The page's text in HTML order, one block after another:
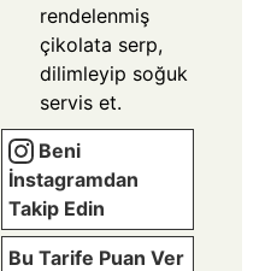
rendelenmiş
çikolata serp,
dilimleyip soğuk
servis et.
Beni
İnstagramdan
Takip Edin
Bu Tarife Puan Ver